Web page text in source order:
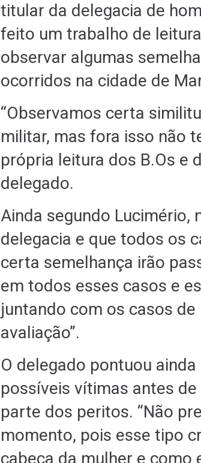
titular da delegacia de
feito um trabalho de
observar algumas
ocorridos na cidade de
“Observamos certa
militar, mas fora isso não
própria leitura dos B.Os e
delegado.
Ainda segundo Lucimério,
delegacia e que todos os
certa semelhança irão
em todos esses casos e
juntando com os casos
avaliação”.
O delegado pontuou
possíveis vítimas antes
parte dos peritos. “Não
momento, pois esse tipo
cabeça da mulher e como